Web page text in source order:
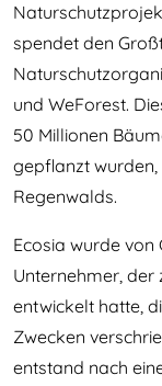
spendet den
und WeForest.
50 Millionen
gepflanzt wurden,
Regenwalds.
Ecosia wurde von
Unternehmer, der
entwickelt hatte,
Zwecken
entstand nach